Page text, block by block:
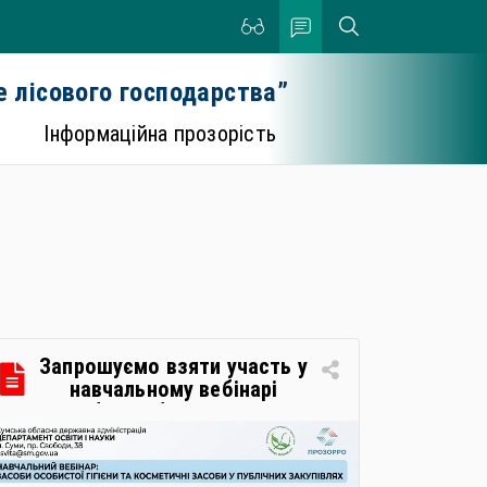
господарства”
Інформаційна прозорість
Запрошуємо взяти участь у
навчальному вебінарі
«Засоби особистої гігієни та
косметичні засоби у
публічних закупівлях: як
сформувати вимоги та